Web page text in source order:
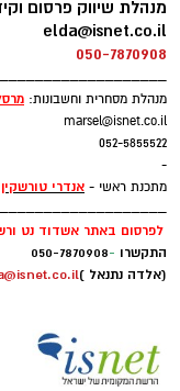
מנהלת שיווק פרסום
elda@isnet.co.il
050-7870908
מנהלת מסחרית וחשבונות:
marsel@isnet.co.il
052-5855522
-
מתכנת ראשי - אנדרי טורשקין
לפרסום באתר אשדוד נט
התקשרו -
050-7870908
(אלדה נתנאל )